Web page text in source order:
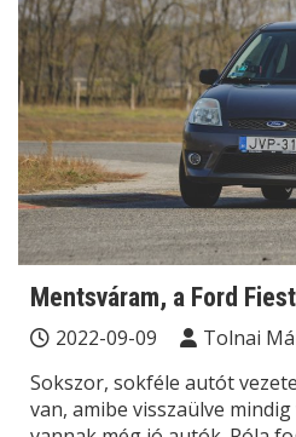
Mentsváram, a Ford
2022-09-09 Tolnai
Sokszor, sokféle autót
van, amibe visszaülve